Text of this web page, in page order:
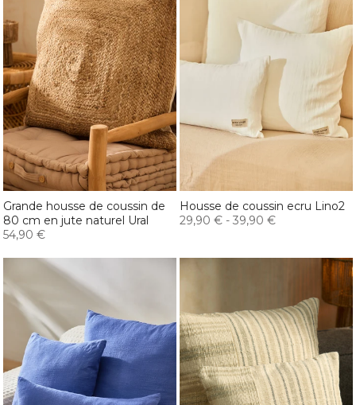
Grande housse de coussin de
80 cm en jute naturel Ural
54,90 €
Housse de coussin ecru Lino2
29,90 € - 39,90 €